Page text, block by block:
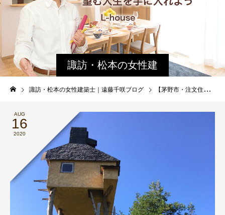
諏訪・松本の女性建
築士ブログ｜未来生
活設計
諏訪・松本の女性建築士｜遠藤千咲ブログ 【茅野市・注文住宅】諏訪市地方の建築｜後編・藤森照信
AUG
16
2020